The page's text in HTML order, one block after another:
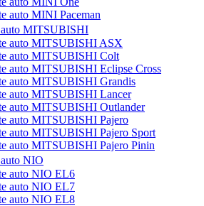
auto MINI Paceman
auto MITSUBISHI
auto MITSUBISHI ASX
auto MITSUBISHI Colt
auto MITSUBISHI Eclipse Cross
auto MITSUBISHI Grandis
auto MITSUBISHI Lancer
auto MITSUBISHI Outlander
auto MITSUBISHI Pajero
auto MITSUBISHI Pajero Sport
auto MITSUBISHI Pajero Pinin
NIO
auto NIO EL6
auto NIO EL7
auto NIO EL8